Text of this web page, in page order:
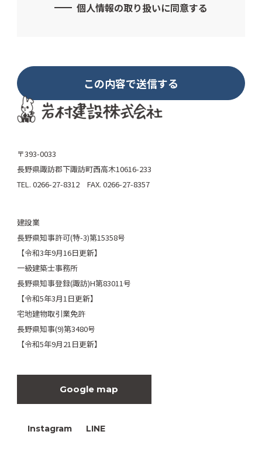
個人情報の取り扱いに同意する
〒393-0033
長野県諏訪郡下諏訪町西高木10616-233
TEL. 0266-27-8312 FAX. 0266-27-8357
建設業
長野県知事許可(特-3)第15358号
【令和3年9月16日更新】
一級建築士事務所
長野県知事登録(諏訪)H第83011号
【令和5年3月1日更新】
宅地建物取引業免許
長野県知事(9)第3480号
【令和5年9月21日更新】
Google map
Instagram LINE